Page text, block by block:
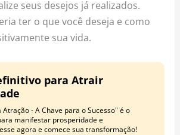
seus desejos já realizados.
ter o que você deseja e como
sua vida.
para Atrair
Atração - A Chave para o Sucesso" é o
manifestar prosperidade e
agora e comece sua transformação!